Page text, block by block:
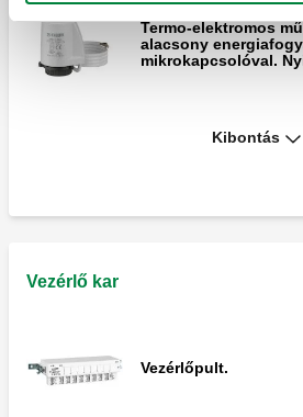
Termo-elektromos
alacsony
mikrokapcsolóval.
Termoelektromos
alacsony
Kibontás
Vezérlő kar
Vezérlőpult.